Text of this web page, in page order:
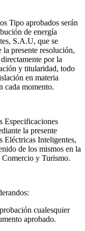
Tipo aprobados serán
de energía
S.A.U, que se
presente resolución,
por la
y titularidad, todo
en materia
cada momento.
Especificaciones
la presente
Eléctricas Inteligentes,
de los mismos en la
y Turismo.
cualesquier
aprobado.